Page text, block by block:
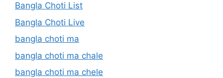
Bangla Choti List
Bangla Choti Live
bangla choti ma
bangla choti ma chale
bangla choti ma chele